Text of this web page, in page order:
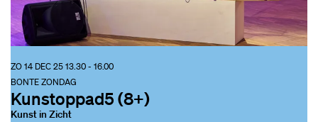
Kunstoppad5 (8+)
Kunst in Zicht
BONTE ZONDAG
ZO 14 DEC 2513.30 - 16.00